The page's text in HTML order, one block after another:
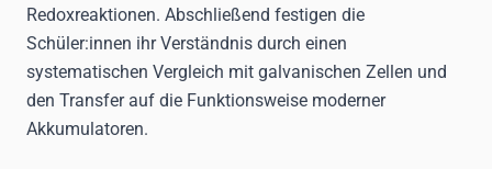
Redoxreaktionen. Abschließend festigen die
Schüler:innen ihr Verständnis durch einen
systematischen Vergleich mit galvanischen Zellen und
den Transfer auf die Funktionsweise moderner
Akkumulatoren.